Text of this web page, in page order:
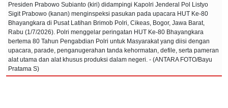
Presiden Prabowo Subianto (kiri) didampingi Kapolri Jenderal Pol Listyo
Sigit Prabowo (kanan) menginspeksi pasukan pada upacara HUT Ke-80
Bhayangkara di Pusat Latihan Brimob Polri, Cikeas, Bogor, Jawa Barat,
Rabu (1/7/2026). Polri menggelar peringatan HUT Ke-80 Bhayangkara
bertema 80 Tahun Pengabdian Polri untuk Masyarakat yang diisi dengan
upacara, parade, penganugerahan tanda kehormatan, defile, serta pameran
alat utama dan alat khusus produksi dalam negeri. - (ANTARA FOTO/Bayu
Pratama S)